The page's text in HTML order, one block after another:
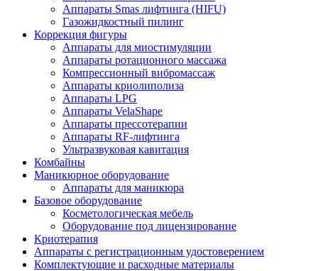
Аппараты Smas лифтинга (HIFU)
Газожидкостный пилинг
Коррекция фигуры
Аппараты для миостимуляции
Аппараты ротационного массажа
Компрессионный вибромассаж
Аппараты криолиполиза
Аппараты LPG
Аппараты VelaShape
Аппараты прессотерапии
Аппараты RF-лифтинга
Ультразвуковая кавитация
Комбайны
Маникюрное оборудование
Аппараты для маникюра
Базовое оборудование
Косметологическая мебель
Оборудование под лицензирование
Криотерапия
Аппараты c регистрационным удостоверением
Комплектующие и расходные материалы